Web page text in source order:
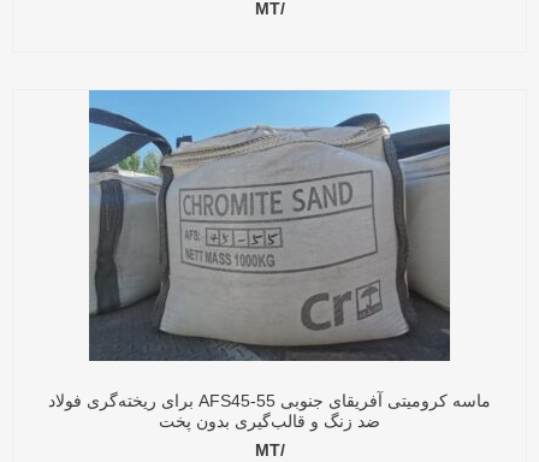
/MT
ماسه کرومیتی آفریقای جنوبی AFS45-55 برای ریخته‌گری فولاد
ضد زنگ و قالب‌گیری بدون پخت
/MT